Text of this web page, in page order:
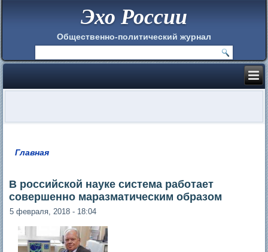
Эхо России
Общественно-политический журнал
Главная
В российской науке система работает
совершенно маразматическим образом
5 февраля, 2018 - 18:04